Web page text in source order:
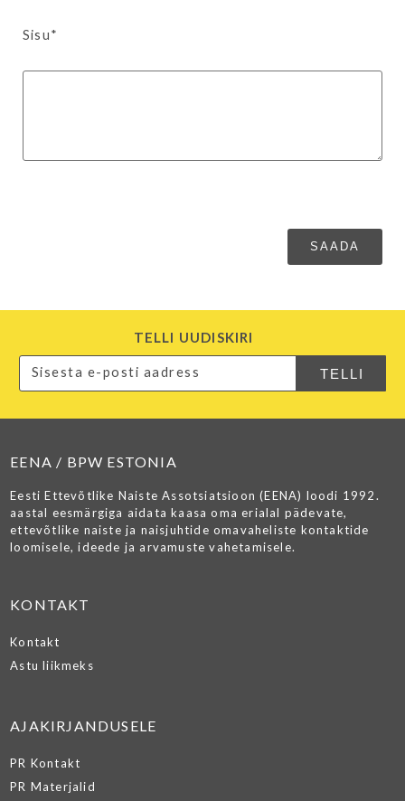
Sisu*
TELLI UUDISKIRI
EENA / BPW ESTONIA
Eesti Ettevõtlike Naiste Assotsiatsioon (EENA) loodi 1992.
aastal eesmärgiga aidata kaasa oma erialal pädevate,
ettevõtlike naiste ja naisjuhtide omavaheliste kontaktide
loomisele, ideede ja arvamuste vahetamisele.
KONTAKT
Kontakt
Astu liikmeks
AJAKIRJANDUSELE
PR Kontakt
PR Materjalid